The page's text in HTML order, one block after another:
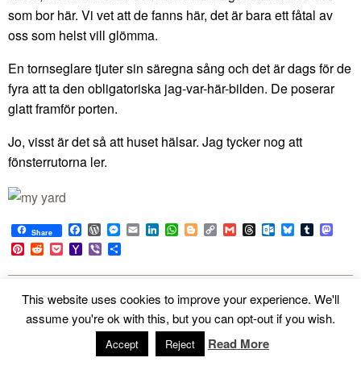
som bor här. Vi vet att de fanns här, det är bara ett fåtal av
oss som helst vill glömma.
En tornseglare tjuter sin säregna sång och det är dags för de
fyra att ta den obligatoriska jag-var-här-bilden​. De poserar
glatt framför porten.
Jo, visst är det så att huset hälsar. Jag tycker nog att
fönsterrutorna ler.
Share Facebook
WordPress
Messenger
EmailLinkedIn
WhatsApp
BloggerCopy
Link
GmailThreadsOutlook.com
BlueskyTumblr
Pinterest
RedditPocketYahoo
Mail
Viber
»
August 2026(6)
This website uses cookies to improve your experience. We'll
assume you're ok with this, but you can opt-out if you wish.
Accept Reject Read More